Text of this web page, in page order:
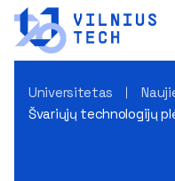
Universitetas
Švariųjų technologijų